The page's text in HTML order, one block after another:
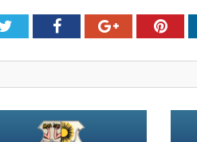
TwitterFacebookGoogle+